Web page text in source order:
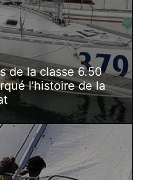
de la classe 6.50
l’histoire de la